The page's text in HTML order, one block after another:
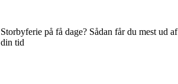
Storbyferie på få dage? Sådan får du mest ud af
din tid